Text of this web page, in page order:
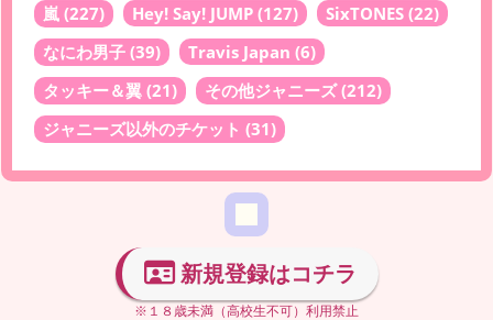
嵐 (227) Hey! Say! JUMP (127) SixTONES (22)
なにわ男子 (39) Travis Japan (6)
タッキー＆翼 (21) その他ジャニーズ(212)
ジャニーズ以外のチケット (31)
新規登録はコチラ
※１８歳未満（高校生不可）利用禁止